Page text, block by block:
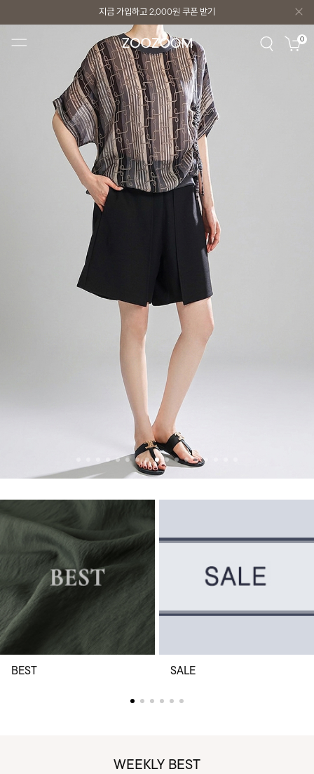
지금 가입하고 2,000원 쿠폰 받기
지금 가입하고 2,000원쿠폰 받기 0
BEST SALE
WEEKLY BEST